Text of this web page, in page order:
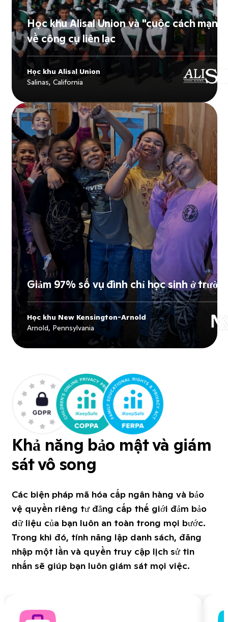
Học khu Alisal Union và "cuộc cách
về công cụ liên lạc
Học khu Alisal Union
Salinas, California
ExploreHọc khu Alisal Union
Giảm 97% số vụ đình chỉ học sinh ở
Học khu New Kensington-Arnold
Arnold, Pennsylvania
Explore
Học khu New Kensington-
Arnold's story
Khả năng bảo mật và giám
sát vô song
Các biện pháp mã hóa cấp ngân hàng và bảo
vệ quyền riêng tư đẳng cấp thế giới đảm bảo
dữ liệu của bạn luôn an toàn trong mọi bước.
Trong khi đó, tính năng lập danh sách, đăng
nhập một lần và quyền truy cập lịch sử tin
nhắn sẽ giúp bạn luôn giám sát mọi việc.